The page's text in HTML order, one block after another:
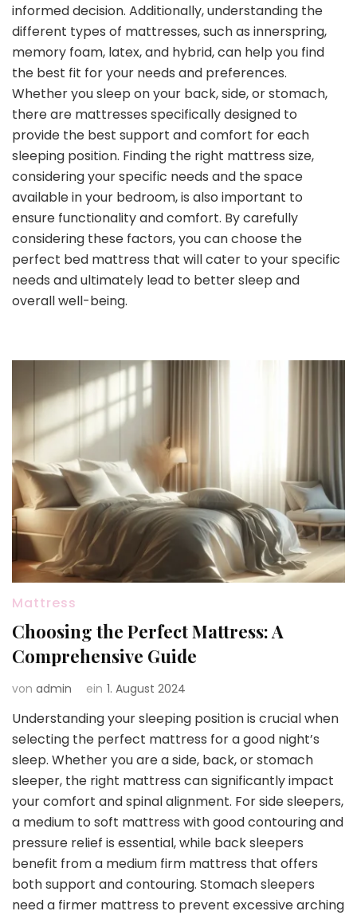
informed decision. Additionally, understanding the
different types of mattresses, such as innerspring,
memory foam, latex, and hybrid, can help you find
the best fit for your needs and preferences.
Whether you sleep on your back, side, or stomach,
there are mattresses specifically designed to
provide the best support and comfort for each
sleeping position. Finding the right mattress size,
considering your specific needs and the space
available in your bedroom, is also important to
ensure functionality and comfort. By carefully
considering these factors, you can choose the
perfect bed mattress that will cater to your specific
needs and ultimately lead to better sleep and
overall well-being.
Mattress
Choosing the Perfect Mattress: A
Comprehensive Guide
von admin ein 1. August 2024
Understanding your sleeping position is crucial when
selecting the perfect mattress for a good night’s
sleep. Whether you are a side, back, or stomach
sleeper, the right mattress can significantly impact
your comfort and spinal alignment. For side sleepers,
a medium to soft mattress with good contouring and
pressure relief is essential, while back sleepers
benefit from a medium firm mattress that offers
both support and contouring. Stomach sleepers
need a firmer mattress to prevent excessive arching